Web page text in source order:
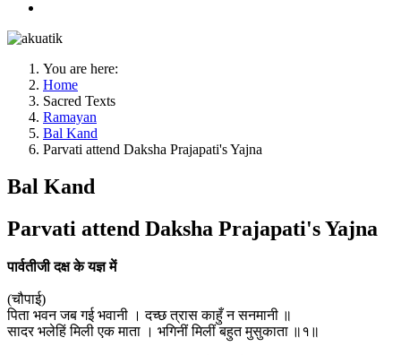
You are here:
Home
Sacred Texts
Ramayan
Bal Kand
Parvati attend Daksha Prajapati's Yajna
Bal Kand
Parvati attend Daksha Prajapati's Yajna
पार्वतीजी दक्ष के यज्ञ में
(चौपाई)
पिता भवन जब गई भवानी । दच्छ त्रास काहुँ न सनमानी ॥
सादर भलेहिं मिली एक माता । भगिनीं मिलीं बहुत मुसुकाता ॥१॥